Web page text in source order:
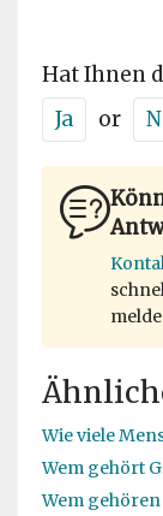
Hat Ihnen
Ja
or
Wie viele
Wem gehört
Wem